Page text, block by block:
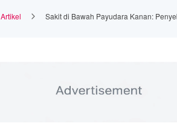
Artikel Sakit di Bawah Payudara Kanan: